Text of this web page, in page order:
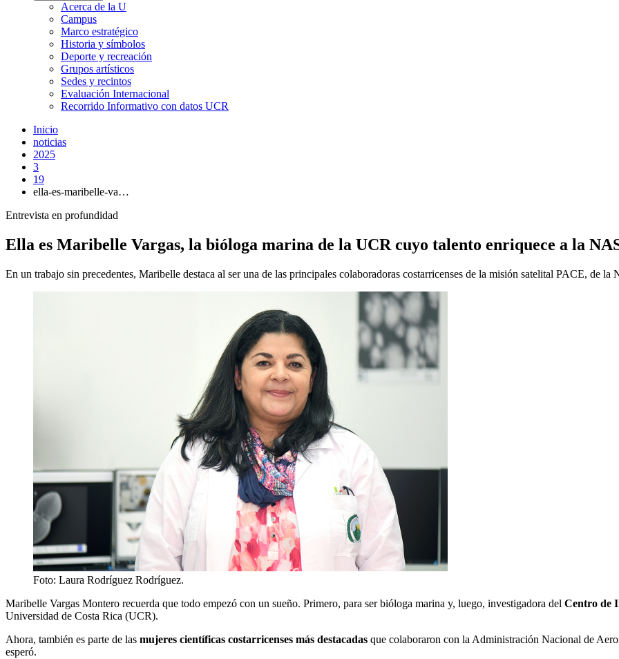
Acerca de la U
Campus
Marco estratégico
Historia y símbolos
Deporte y recreación
Grupos artísticos
Sedes y recintos
Evaluación Internacional
Recorrido Informativo con datos UCR
Inicio
noticias
2025
3
19
ella-es-maribelle-va…
Entrevista en profundidad
Ella es Maribelle Vargas, la bióloga marina de la UCR cuyo talento enriquece a la
En un trabajo sin precedentes, Maribelle destaca al ser una de las principales colaboradoras costarricenses de la misión satelital PACE, de la
Foto: Laura Rodríguez Rodríguez.
Maribelle Vargas Montero recuerda que todo empezó con un sueño. Primero, para ser bióloga marina y, luego, investigadora del Centro de
Universidad de Costa Rica (UCR).
Ahora, también es parte de las mujeres científicas costarricenses más destacadas que colaboraron con la Administración Nacional de
esperó.